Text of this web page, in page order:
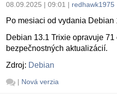
08.09.2025 | 09:01 | redhawk1975
Po mesiaci od vydania Debian
Debian 13.1 Trixie opravuje
bezpečnostných aktualizácií.
Zdroj: Debian
| Nová verzia